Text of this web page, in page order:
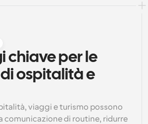
chiave per le
ospitalità e
viaggi e turismo possono
comunicazione di routine, ridurre